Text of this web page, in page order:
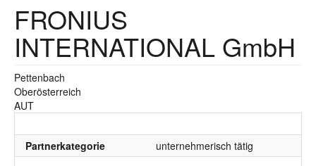
FRONIUS
INTERNATIONAL GmbH
Pettenbach
Oberösterreich
AUT
Partnerkategorie unternehmerisch tätig